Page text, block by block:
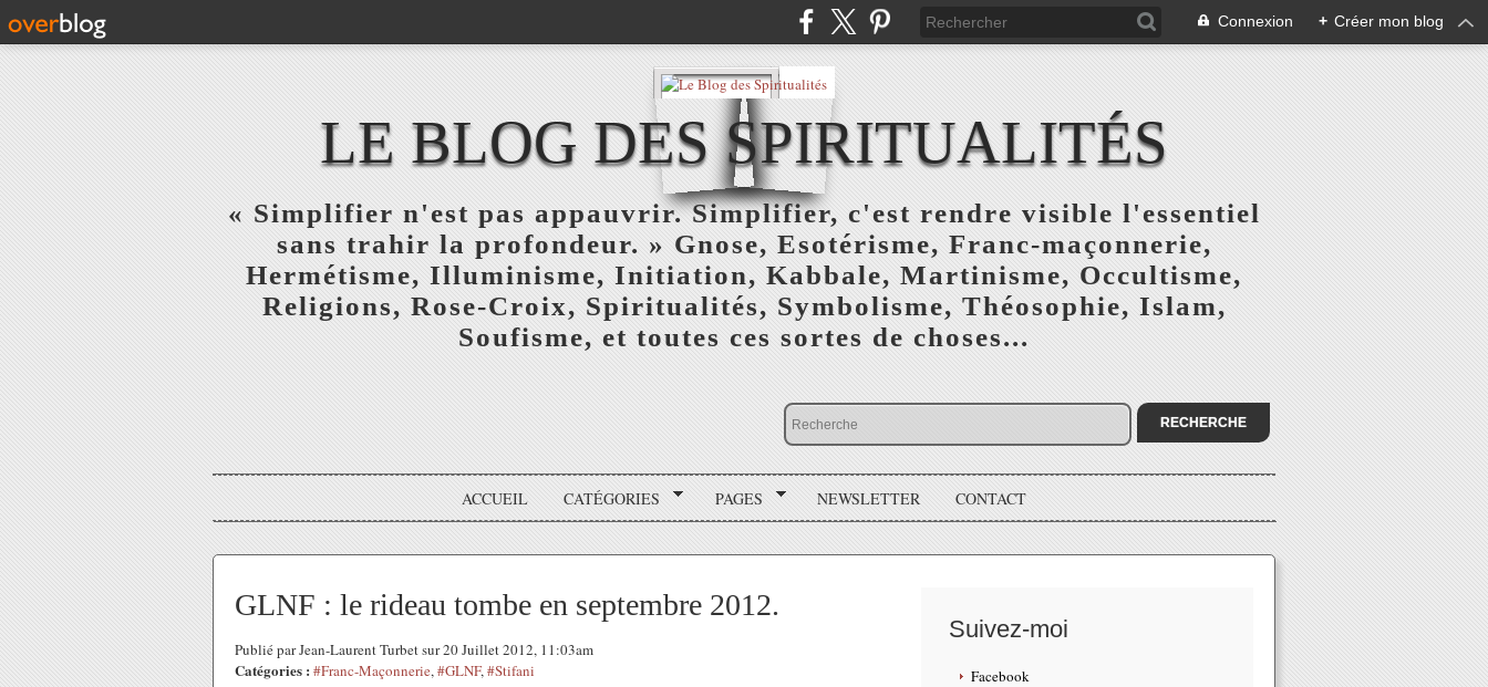
Connexion + Créer mon blog
LE BLOG DES SPIRITUALITÉS
« Simplifier n'est pas appauvrir. Simplifier, c'est rendre visible l'essentiel
sans trahir la profondeur. » Gnose, Esotérisme, Franc-maçonnerie,
Hermétisme, Illuminisme, Initiation, Kabbale, Martinisme, Occultisme,
Religions, Rose-Croix, Spiritualités, Symbolisme, Théosophie, Islam,
Soufisme, et toutes ces sortes de choses...
ACCUEIL CATÉGORIES PAGES NEWSLETTER CONTACT
GLNF : le rideau tombe en septembre 2012.
Publié par Jean-Laurent Turbet sur 20 Juillet 2012, 11:03am
Catégories : #Franc-Maçonnerie,#GLNF,#Stifani
Suivez-moi
Facebook